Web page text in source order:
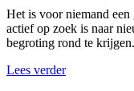
Het is voor niemand
actief op zoek is naar
begroting rond te
Lees verder